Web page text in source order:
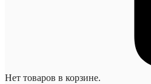
Нет товаров в корзине.